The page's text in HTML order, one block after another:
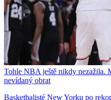
Tohle NBA ještě nikdy nezažila.
nevídaný obrat
Basketbalisté New Yorku po